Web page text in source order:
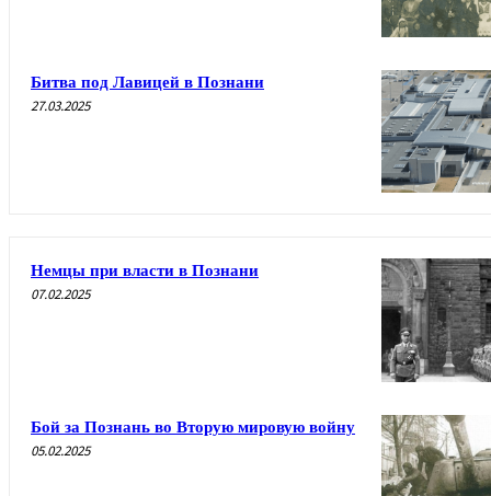
Битва под Лавицей в Познани
27.03.2025
Немцы при власти в Познани
07.02.2025
Бой за Познань во Вторую мировую войну
05.02.2025